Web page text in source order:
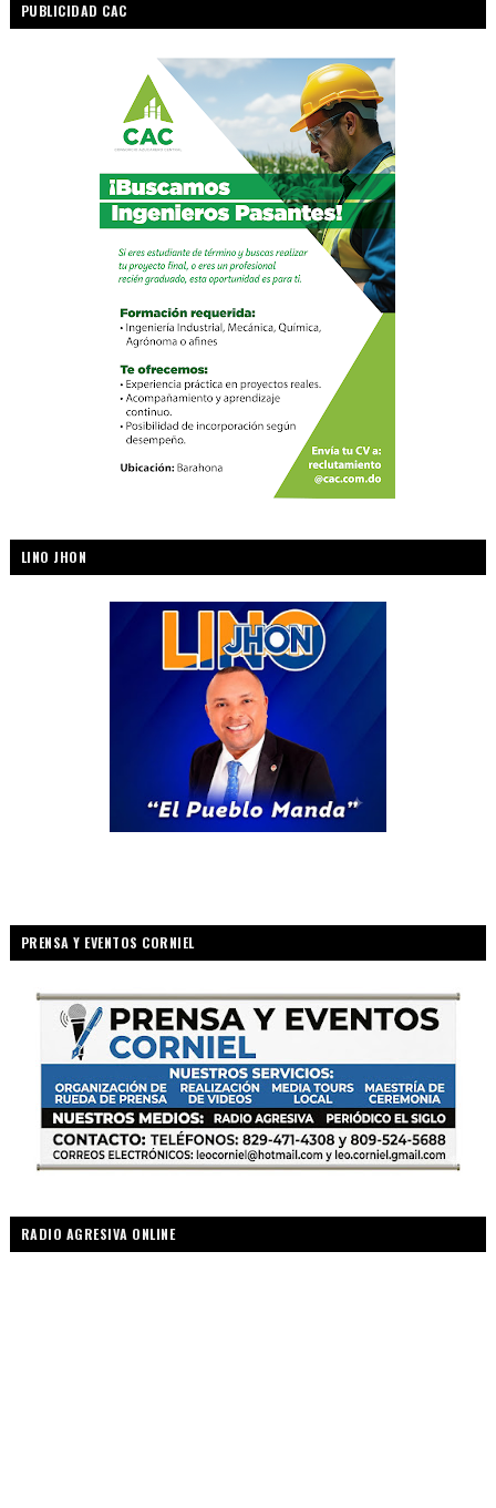
PUBLICIDAD CAC
LINO JHON
PRENSA Y EVENTOS CORNIEL
RADIO AGRESIVA ONLINE